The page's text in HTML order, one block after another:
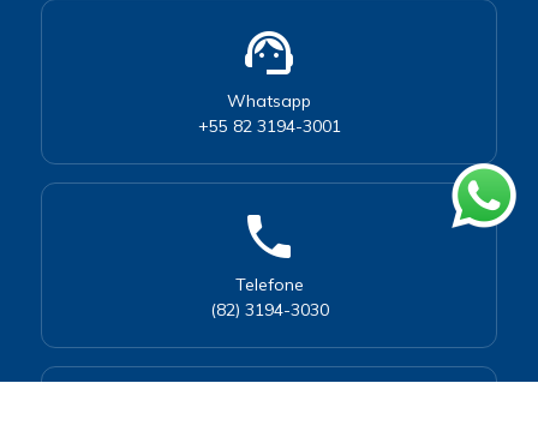
support_agent
Whatsapp
+55 82 3194-3001
phone
Telefone
(82) 3194-3030